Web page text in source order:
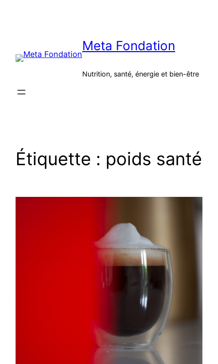
Meta Fondation
Nutrition, santé, énergie et bien-être
Étiquette : poids santé